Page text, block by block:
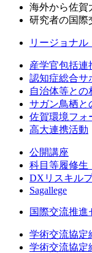
海外から佐賀
研究者の国際
リージョナ
産学官包括連
認知症総合サ
自治体等との
サガン鳥栖と
佐賀環境フォ
高大連携活動
公開講座
科目等履修生
DXリスキル
Sagallege
国際交流推進
学術交流協定
学術交流協定